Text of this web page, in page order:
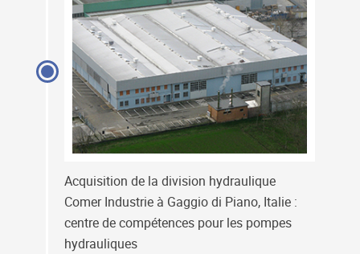
Acquisition de la division hydraulique
Comer Industrie à Gaggio di Piano, Italie :
centre de compétences pour les pompes
hydrauliques